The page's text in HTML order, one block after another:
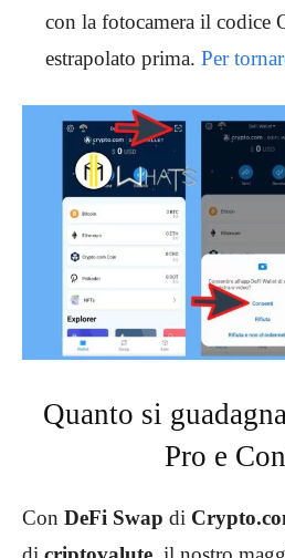
con la fotocamera il codice
estrapolato prima. Per
Quanto si
Pro e
Con DeFi Swap di